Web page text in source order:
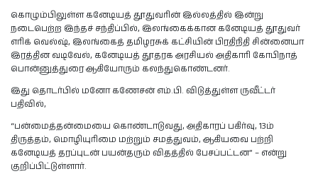
கொழும்பிலுள்ள கனேடியத் தூதுவரின் இல்லத்தில் இன்று
நடைபெற்ற இந்தச் சந்திப்பில், இலங்கைக்கான கனேடியத் தூதுவர்
எரிக் வெல்ஷ், இலங்கைத் தமிழரசுக் கட்சியின் பிரதிநிதி சின்னையா
இரத்தின வடிவேல், கனேடியத் தூதரக அரசியல் அதிகாரி கோபிநாத்
பொன்னுத்துரை ஆகியோரும் கலந்துகொண்டனர்.
இது தொடர்பில் மனோ கணேசன் எம்.பி. விடுத்துள்ள ருவீட்டர்
பதிவில்,
“பன்மைத்தன்மையை கொண்டாடுவது, அதிகாரப் பகிர்வு, 13ம்
திருத்தம், மொழியுரிமை மற்றும் சமத்துவம், ஆகியவை பற்றி
கனேடியத் தரப்புடன் பயன்தரும் விதத்தில் பேசப்பட்டன” – என்று
குறிப்பிட்டுள்ளார்.